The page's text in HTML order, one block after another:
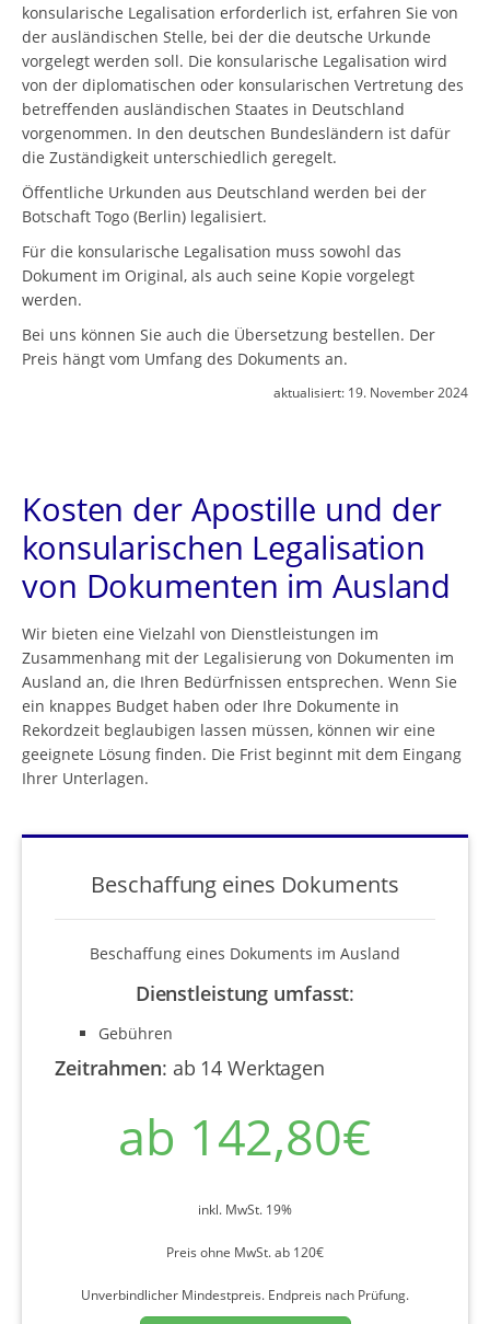
konsularische Legalisation erforderlich ist, erfahren Sie von
der ausländischen Stelle, bei der die deutsche Urkunde
vorgelegt werden soll. Die konsularische Legalisation wird
von der diplomatischen oder konsularischen Vertretung des
betreffenden ausländischen Staates in Deutschland
vorgenommen. In den deutschen Bundesländern ist dafür
die Zuständigkeit unterschiedlich geregelt.
Öffentliche Urkunden aus Deutschland werden bei der
Botschaft Togo (Berlin) legalisiert.
Für die konsularische Legalisation muss sowohl das
Dokument im Original, als auch seine Kopie vorgelegt
werden.
Bei uns können Sie auch die Übersetzung bestellen. Der
Preis hängt vom Umfang des Dokuments an.
aktualisiert: 19. November 2024
Kosten der Apostille und der
konsularischen Legalisation
von Dokumenten im Ausland
Wir bieten eine Vielzahl von Dienstleistungen im
Zusammenhang mit der Legalisierung von Dokumenten im
Ausland an, die Ihren Bedürfnissen entsprechen. Wenn Sie
ein knappes Budget haben oder Ihre Dokumente in
Rekordzeit beglaubigen lassen müssen, können wir eine
geeignete Lösung finden. Die Frist beginnt mit dem Eingang
Ihrer Unterlagen.
Beschaffung eines Dokuments
Beschaffung eines Dokuments im Ausland
Dienstleistung umfasst:
Gebühren
Zeitrahmen: ab 14 Werktagen
ab 142,80€
inkl. MwSt. 19%
Preis ohne MwSt. ab 120€
Unverbindlicher Mindestpreis. Endpreis nach Prüfung.